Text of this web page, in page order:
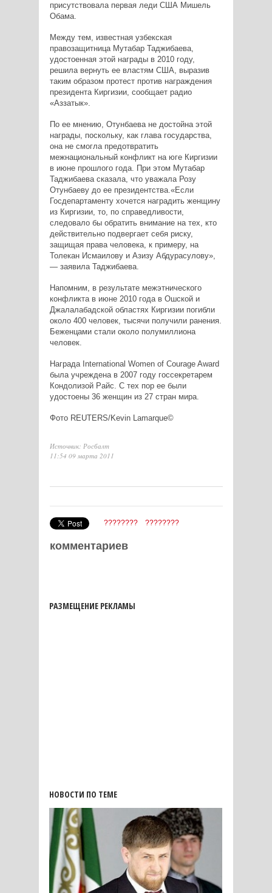
присутствовала первая леди США Мишель
Обама.
Между тем, известная узбекская
правозащитница Мутабар Таджибаева,
удостоенная этой награды в 2010 году,
решила вернуть ее властям США, выразив
таким образом протест против награждения
президента Киргизии, сообщает радио
«Аззатык».
По ее мнению, Отунбаева не достойна этой
награды, поскольку, как глава государства,
она не смогла предотвратить
межнациональный конфликт на юге Киргизии
в июне прошлого года. При этом Мутабар
Таджибаева сказала, что уважала Розу
Отунбаеву до ее президентства.«Если
Госдепартаменту хочется наградить женщину
из Киргизии, то, по справедливости,
следовало бы обратить внимание на тех, кто
действительно подвергает себя риску,
защищая права человека, к примеру, на
Толекан Исмаилову и Азизу Абдурасулову»,
— заявила Таджибаева.
Напомним, в результате межэтнического
конфликта в июне 2010 года в Ошской и
Джалалабадской областях Киргизии погибли
около 400 человек, тысячи получили ранения.
Беженцами стали около полумиллиона
человек.
Награда International Women of Courage Award
была учреждена в 2007 году госсекретарем
Кондолизой Райс. С тех пор ее были
удостоены 36 женщин из 27 стран мира.
Фото REUTERS/Kevin Lamarque©
Источник: Росбалт
11:54 09 марта 2011
???????? ????????
комментариев
РАЗМЕЩЕНИЕ РЕКЛАМЫ
НОВОСТИ ПО ТЕМЕ